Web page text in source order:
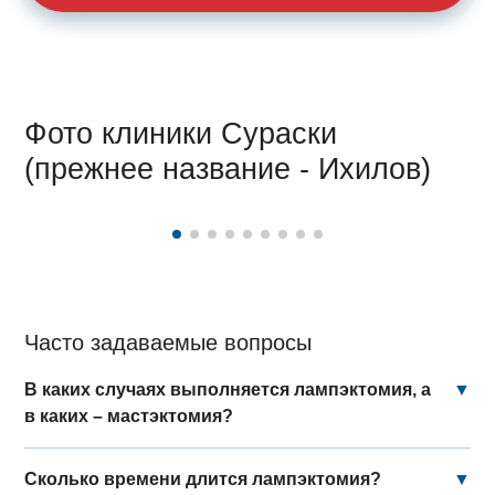
Фото клиники Сураски
(прежнее название - Ихилов)
Часто задаваемые вопросы
В каких случаях выполняется лампэктомия, а
в каких – мастэктомия?
▼
Сколько времени длится лампэктомия? ▼